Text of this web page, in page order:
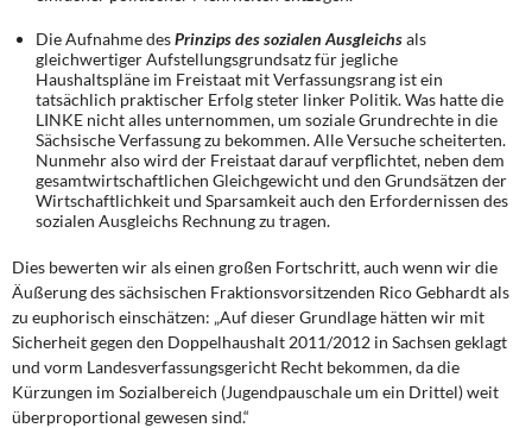
Die Aufnahme desPrinzips des sozialen Ausgleichsals
gleichwertiger Aufstellungsgrundsatz für jegliche
Haushaltspläne im Freistaat mit Verfassungsrang ist ein
tatsächlich praktischer Erfolg steter linker Politik. Was hatte die
LINKE nicht alles unternommen, um soziale Grundrechte in die
Sächsische Verfassung zu bekommen. Alle Versuche scheiterten.
Nunmehr also wird der Freistaat darauf verpflichtet, neben dem
gesamtwirtschaftlichen Gleichgewicht und den Grundsätzen der
Wirtschaftlichkeit und Sparsamkeit auch den Erfordernissen des
sozialen Ausgleichs Rechnung zu tragen.
Dies bewerten wir als einen großen Fortschritt, auch wenn wir die
Äußerung des sächsischen Fraktionsvorsitzenden Rico Gebhardt als
zu euphorisch einschätzen: „Auf dieser Grundlage hätten wir mit
Sicherheit gegen den Doppelhaushalt 2011/2012 in Sachsen geklagt
und vorm Landesverfassungsgericht Recht bekommen, da die
Kürzungen im Sozialbereich (Jugendpauschale um ein Drittel) weit
überproportional gewesen sind.“